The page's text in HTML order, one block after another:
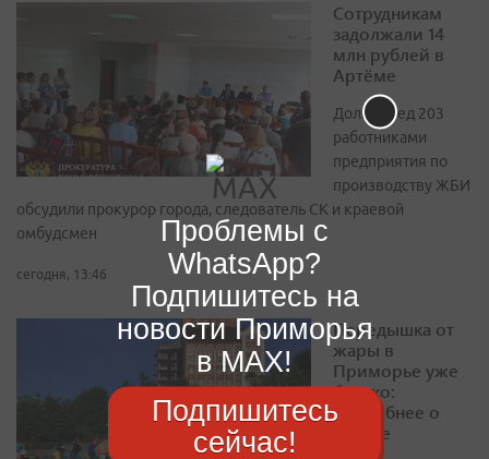
Сотрудникам
задолжали 14
млн рублей в
Артёме
Долг перед 203
работниками
предприятия по
производству ЖБИ
обсудили прокурор города, следователь СК и краевой
омбудсмен
сегодня, 13:46
Передышка от
жары в
Приморье уже
близко:
подробнее о
погоде
Проблемы с
WhatsApp?
Подпишитесь на
новости Приморья
в MAX!
Подпишитесь
сейчас!